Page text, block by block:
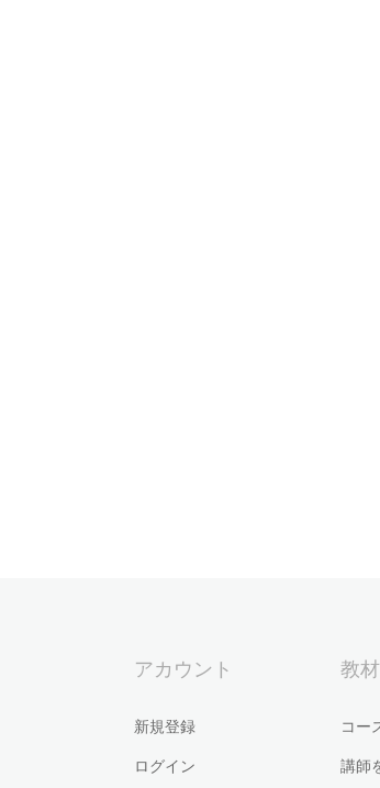
アカウント
新規登録
ログイン
教
コー
講師